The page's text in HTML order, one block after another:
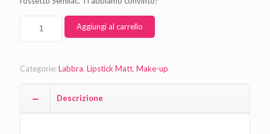
Aggiungi al carrello
Categorie:Labbra, Lipstick Matt, Make-up
Descrizione